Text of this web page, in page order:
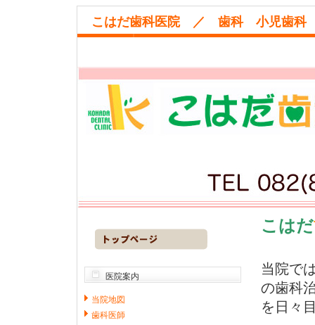
こはだ歯科医院 ／ 歯科 小児歯
医院案内
当院地図
歯科医師
こはだ
当院で
の歯科
を日々